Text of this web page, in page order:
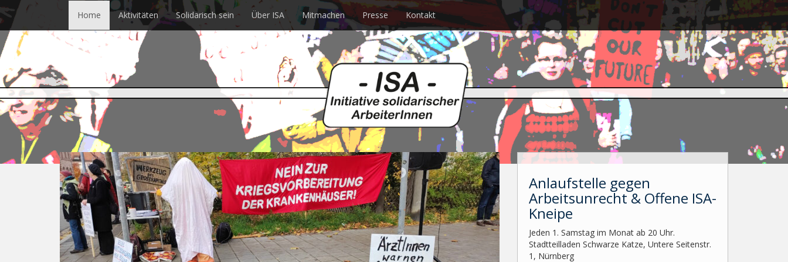
to
main
content
Home Aktivitäten Solidarisch sein Über ISA Mitmachen Presse Kontakt
Anlaufstelle gegen
Arbeitsunrecht & Offene ISA-
Kneipe
Jeden 1. Samstag im Monat ab 20 Uhr.
Stadtteilladen Schwarze Katze, Untere Seitenstr.
1, Nürnberg